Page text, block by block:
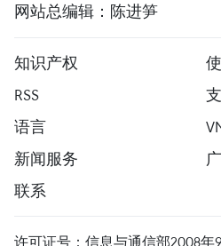
网站总编辑：陈进笋
知识产权
RSS
语言
新闻服务
联系
许可证号：信息与通信部2008年